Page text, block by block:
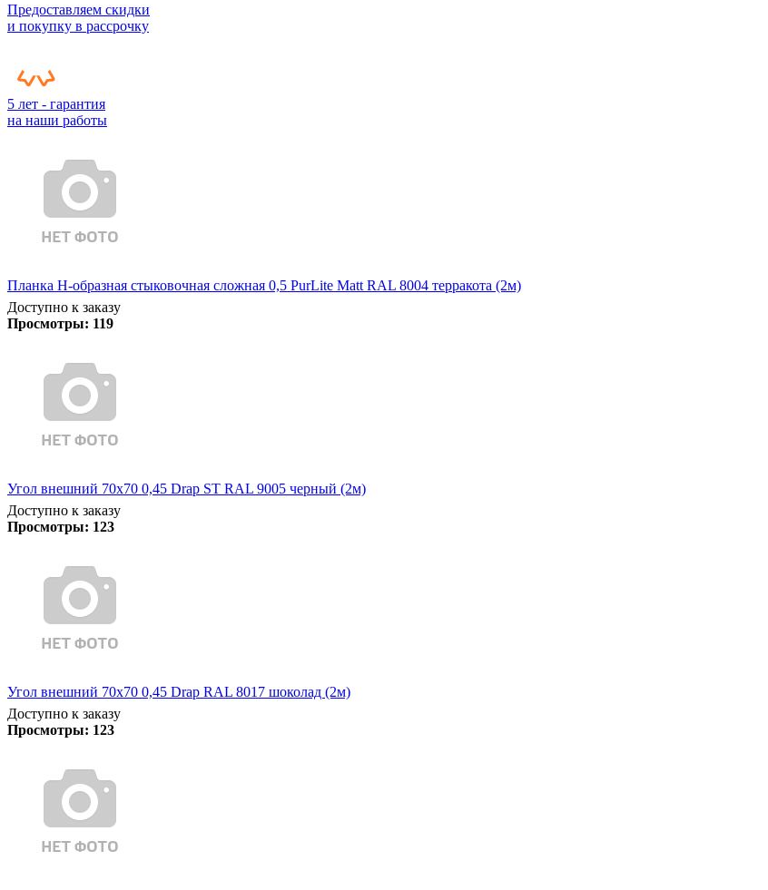
Предоставляем скидки
и покупку в рассрочку
5 лет - гарантия
на наши работы
Планка Н-образная стыковочная сложная 0,5 PurLite Matt RAL 8004 терракота (2м)
Доступно к заказу
Просмотры: 119
Угол внешний 70х70 0,45 Drap ST RAL 9005 черный (2м)
Доступно к заказу
Просмотры: 123
Угол внешний 70х70 0,45 Drap RAL 8017 шоколад (2м)
Доступно к заказу
Просмотры: 123